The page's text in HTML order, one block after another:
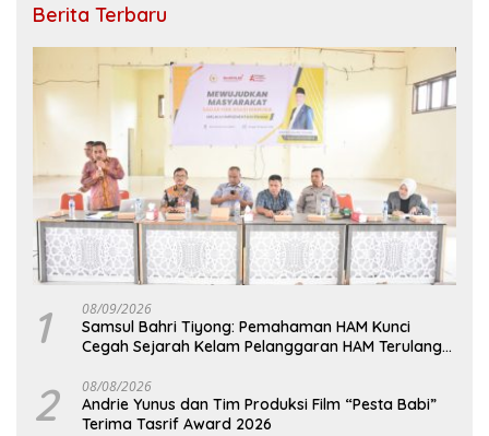
Berita Terbaru
1 08/09/2026
Samsul Bahri Tiyong: Pemahaman HAM Kunci
Cegah Sejarah Kelam Pelanggaran HAM Terulang
2 08/08/2026
Andrie Yunus dan Tim Produksi Film “Pesta Babi”
Terima Tasrif Award 2026